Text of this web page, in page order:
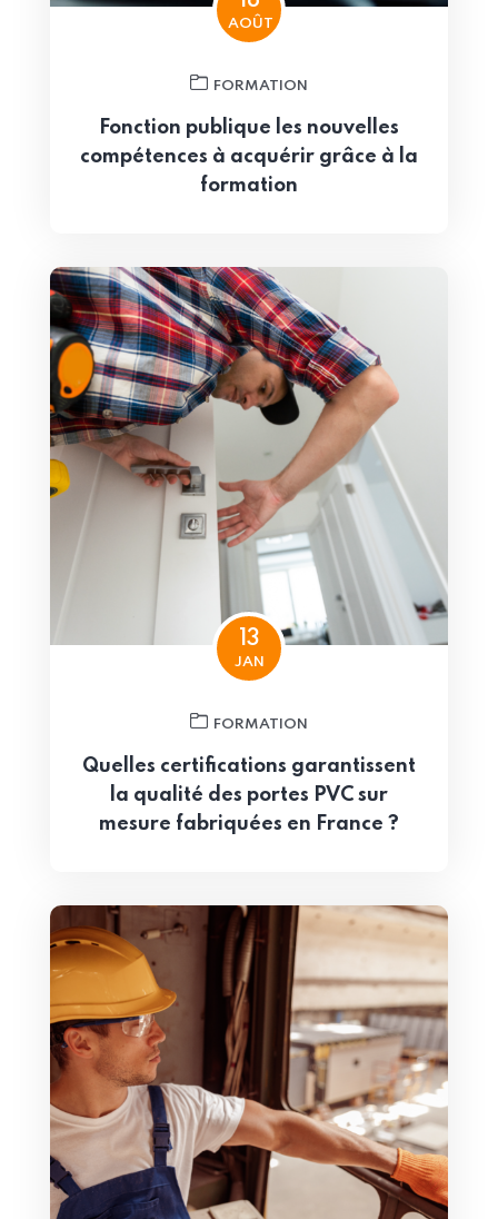
AOÛT
FORMATION
Fonction publique les nouvelles
compétences à acquérir grâce à la
formation
13
JAN
FORMATION
Quelles certifications garantissent
la qualité des portes PVC sur
mesure fabriquées en France ?